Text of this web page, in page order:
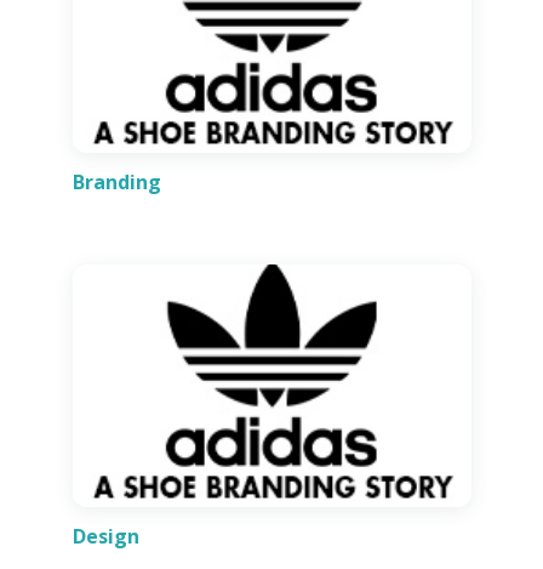
Branding
Design